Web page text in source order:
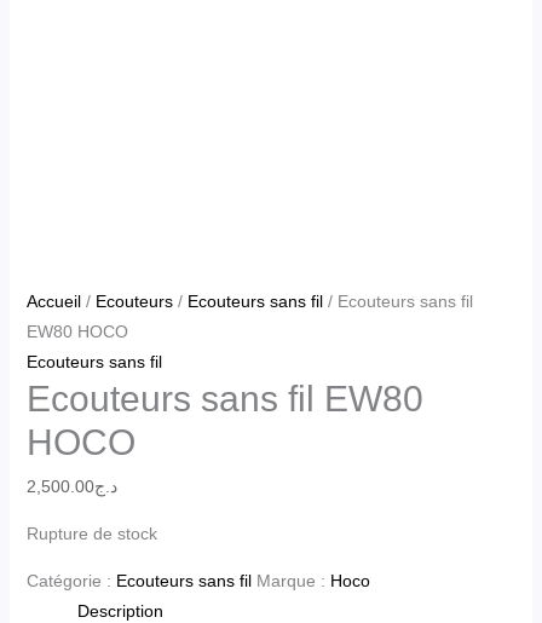
Accueil/ Ecouteurs/ Ecouteurs sans fil/ Ecouteurs sans fil
EW80 HOCO
Ecouteurs sans fil
Ecouteurs sans fil EW80
HOCO
د.ج2,500.00
Rupture de stock
Catégorie : Ecouteurs sans fil Marque : Hoco
Description